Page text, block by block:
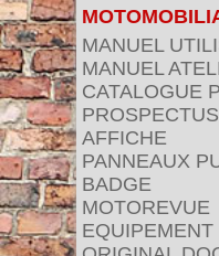
MANUEL
MANUEL
CATALOGUE
PROSPECTUS
AFFICHE
PANNEAUX
BADGE
MOTOREVUE